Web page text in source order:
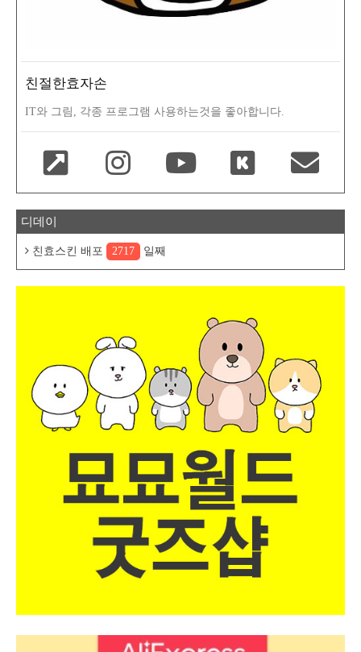
친절한효자손
IT와 그림, 각종 프로그램 사용하는것을 좋아합니다.
디데이
친효스킨 배포 2717 일째